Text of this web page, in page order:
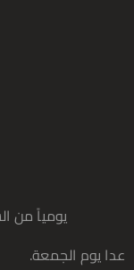
يومياً من الساعة 9:30
عدا يوم الجمعة.